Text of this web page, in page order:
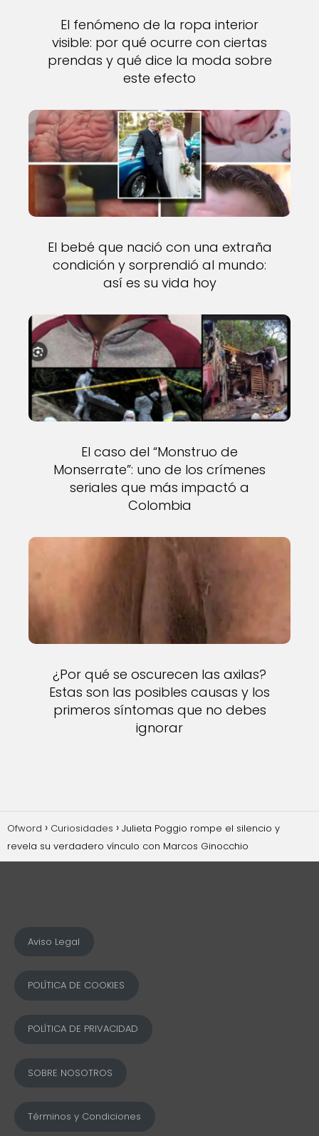
El fenómeno de la ropa interior
visible: por qué ocurre con ciertas
prendas y qué dice la moda sobre
este efecto
El bebé que nació con una extraña
condición y sorprendió al mundo:
así es su vida hoy
El caso del “Monstruo de
Monserrate”: uno de los crímenes
seriales que más impactó a
Colombia
¿Por qué se oscurecen las axilas?
Estas son las posibles causas y los
primeros síntomas que no debes
ignorar
Ofword Curiosidades
Julieta Poggio rompe el silencio y
revela su verdadero vínculo con Marcos Ginocchio
Aviso Legal
POLÍTICA DE COOKIES
POLÍTICA DE PRIVACIDAD
SOBRE NOSOTROS
Términos y Condiciones